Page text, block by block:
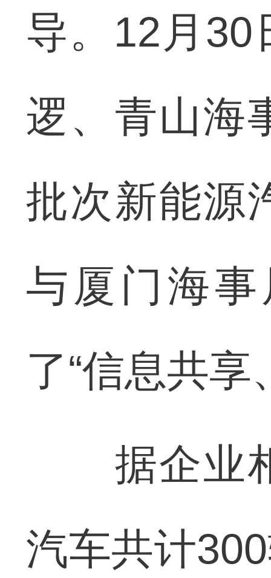
导。12月30
逻、青山海
批次新能源
与厦门海
了“信息共享
据企业相
汽车共计